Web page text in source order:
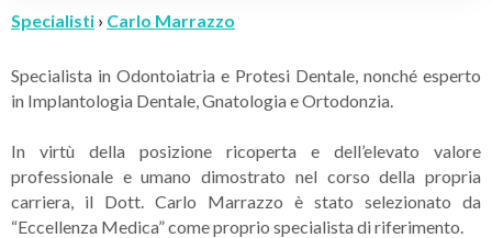
Specialisti › Carlo Marrazzo
Specialista in Odontoiatria e Protesi Dentale, nonché esperto
in Implantologia Dentale, Gnatologia e Ortodonzia.
In virtù della posizione ricoperta e dell’elevato valore
professionale e umano dimostrato nel corso della propria
carriera, il Dott. Carlo Marrazzo è stato selezionato da
“Eccellenza Medica” come proprio specialista di riferimento.